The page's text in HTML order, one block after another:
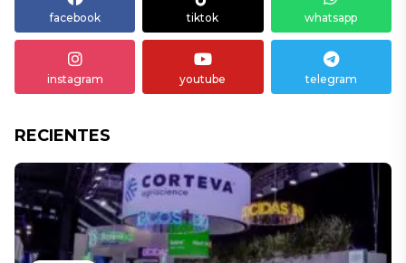
facebook tiktok whatsapp
instagram youtube telegram
RECIENTES